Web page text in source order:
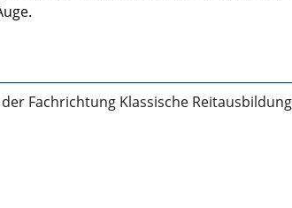
Fachrichtung Klassische